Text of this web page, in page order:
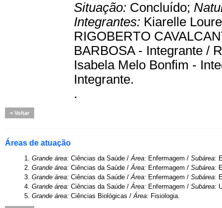
Situação: Concluído;
Integrantes: Kiarelle
RIGOBERTO
BARBOSA - Integrante /
Isabela Melo Bonfim -
Integrante.
.
Voltar
Áreas de atuação
1. Grande área: Ciências da Saúde /Área: Enfermagem / Subárea:
2. Grande área: Ciências da Saúde /Área: Enfermagem / Subárea:
3. Grande área: Ciências da Saúde /Área: Enfermagem / Subárea:
4. Grande área: Ciências da Saúde /Área: Enfermagem / Subárea:
5. Grande área: Ciências Biológicas /Área: Fisiologia.